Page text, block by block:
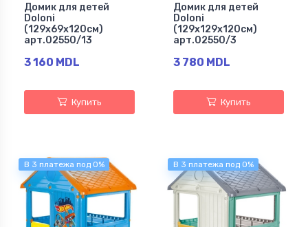
Домик для детей
Doloni
(129х69х120см)
арт.02550/13
3 160 MDL
Купить
Домик для детей
Doloni
(129х129х120см)
арт.02550/3
3 780 MDL
Купить
В 3 платежа под 0% В 3 платежа под 0%